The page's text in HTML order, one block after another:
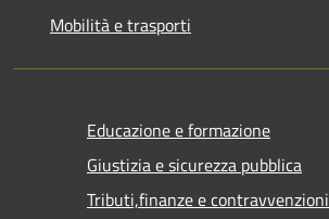
Mobilità e trasporti
Educazione e formazione
Giustizia e sicurezza pubblica
Tributi,finanze e contravvenzioni